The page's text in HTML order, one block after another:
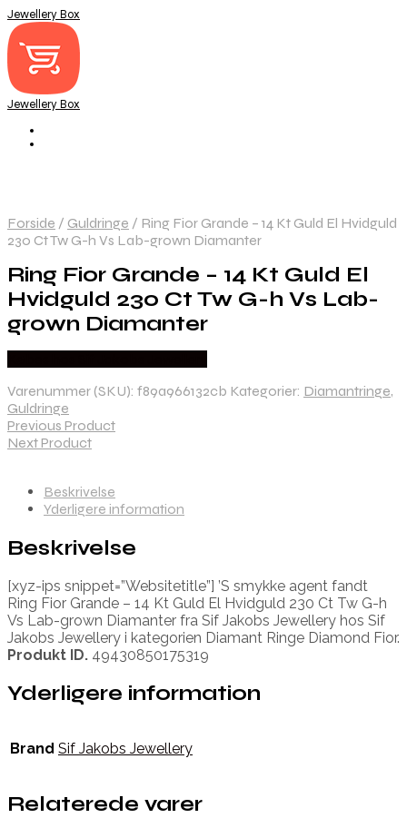
Jewellery Box
Jewellery Box
Forside / Guldringe / Ring Fior Grande – 14 Kt Guld El Hvidguld
230 Ct Tw G-h Vs Lab-grown Diamanter
Ring Fior Grande – 14 Kt Guld El
Hvidguld 230 Ct Tw G-h Vs Lab-
grown Diamanter
Varenummer (SKU): f89a966132cb Kategorier: Diamantringe,
Guldringe
Previous Product
Next Product
Beskrivelse
Yderligere information
Beskrivelse
[xyz-ips snippet=”Websitetitle”] ’S smykke agent fandt
Ring Fior Grande – 14 Kt Guld El Hvidguld 230 Ct Tw G-h
Vs Lab-grown Diamanter fra Sif Jakobs Jewellery hos Sif
Jakobs Jewellery i kategorien Diamant Ringe Diamond Fior.
Produkt ID. 49430850175319
Yderligere information
Brand Sif Jakobs Jewellery
Relaterede varer